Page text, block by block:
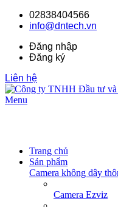
02838404566
info@dntech.vn
Đăng nhập
Đăng ký
Liên hệ
Menu
Trang chủ
Sản phẩm
Camera không dây
Camera Ezviz